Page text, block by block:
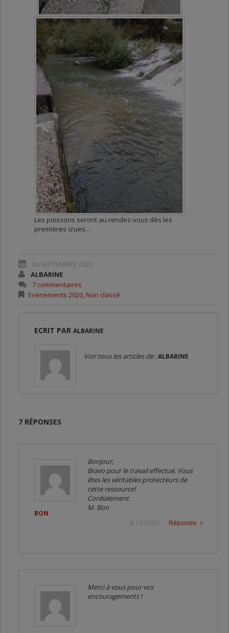
Les poissons seront au rendez-vous dès les
premières crues…
30 SEPTEMBRE 2020
ALBARINE
7 commentaires
Evénements 2020 Non classé
ECRIT PAR ALBARINE
Voir tous les articles de :ALBARINE
7 RÉPONSES
BON
Bonjour,
Bravo pour le travail effectué. Vous
êtes les véritables protecteurs de
cette ressource!
Cordialement.
M. Bon
Répondre
8-10-2020
Merci à vous pour vos
encouragements !